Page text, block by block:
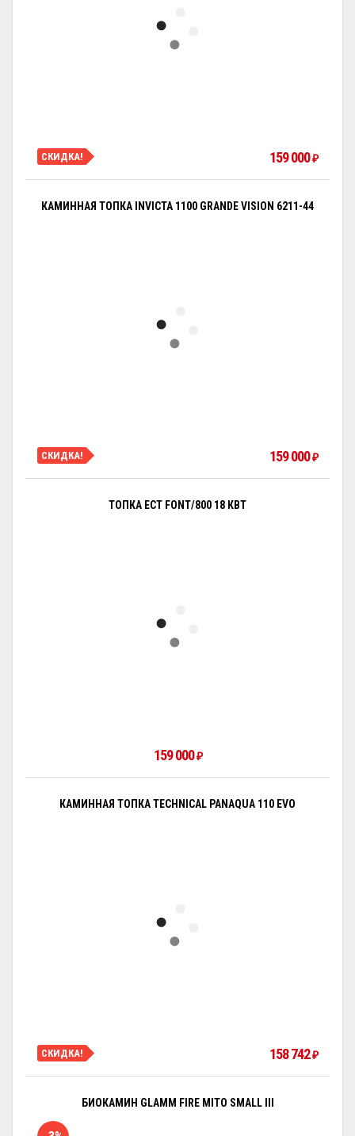
СКИДКА! 159 000₽
КАМИННАЯ ТОПКА INVICTA 1100 GRANDE VISION 6211-44
СКИДКА! 159 000₽
ТОПКА ECT FONT/800 18 КВТ
159 000₽
КАМИННАЯ ТОПКА TECHNICAL PANAQUA 110 EVO
СКИДКА! 158 742₽
БИОКАМИН GLAMM FIRE MITO SMALL III